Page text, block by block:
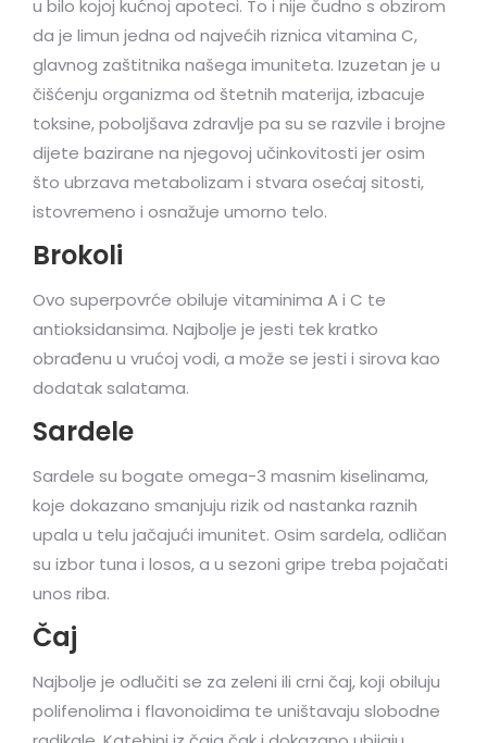
u bilo kojoj kućnoj apoteci. To i nije čudno s obzirom
da je limun jedna od najvećih riznica vitamina C,
glavnog zaštitnika našega imuniteta. Izuzetan je u
čišćenju organizma od štetnih materija, izbacuje
toksine, poboljšava zdravlje pa su se razvile i brojne
dijete bazirane na njegovoj učinkovitosti jer osim
što ubrzava metabolizam i stvara osećaj sitosti,
istovremeno i osnažuje umorno telo.
Brokoli
Ovo superpovrće obiluje vitaminima A i C te
antioksidansima. Najbolje je jesti tek kratko
obrađenu u vrućoj vodi, a može se jesti i sirova kao
dodatak salatama.
Sardele
Sardele su bogate omega-3 masnim kiselinama,
koje dokazano smanjuju rizik od nastanka raznih
upala u telu jačajući imunitet. Osim sardela, odličan
su izbor tuna i losos, a u sezoni gripe treba pojačati
unos riba.
Čaj
Najbolje je odlučiti se za zeleni ili crni čaj, koji obiluju
polifenolima i flavonoidima te uništavaju slobodne